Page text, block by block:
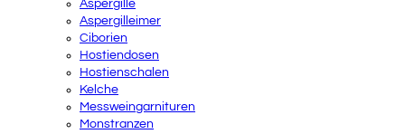
Aspergille
Aspergilleimer
Ciborien
Hostiendosen
Hostienschalen
Kelche
Messweingarnituren
Monstranzen